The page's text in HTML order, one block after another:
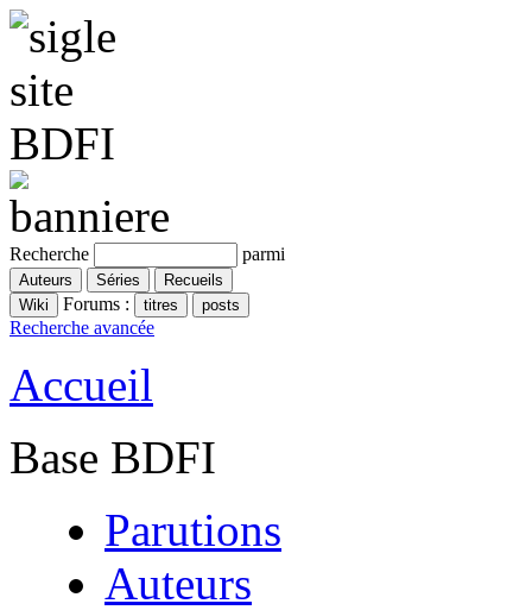
Recherche parmi
Forums :
Recherche avancée
Accueil
Base BDFI
Parutions
Auteurs